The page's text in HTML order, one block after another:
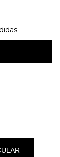
ALTERAR CEP